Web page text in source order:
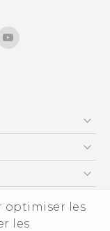
optimiser les
les
guide